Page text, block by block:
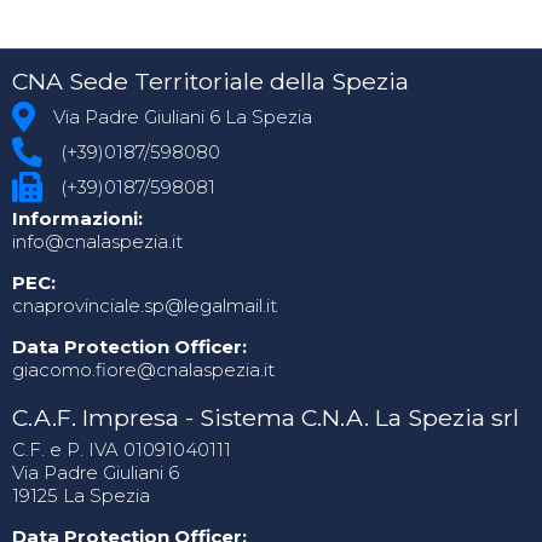
CNA Sede Territoriale della Spezia
Via Padre Giuliani 6 La Spezia
(+39)0187/598080
(+39)0187/598081
Informazioni:
info@cnalaspezia.it
PEC:
cnaprovinciale.sp@legalmail.it
Data Protection Officer:
giacomo.fiore@cnalaspezia.it
C.A.F. Impresa - Sistema C.N.A. La Spezia srl
C.F. e P. IVA 01091040111
Via Padre Giuliani 6
19125 La Spezia
Data Protection Officer: